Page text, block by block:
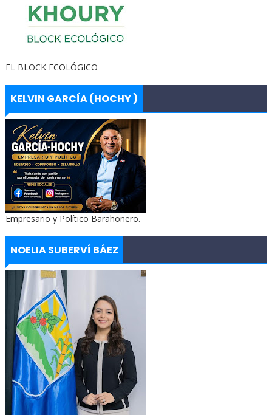
EL BLOCK ECOLÓGICO
KELVIN GARCÍA (HOCHY )
Empresario y Político Barahonero.
NOELIA SUBERVÍ BÁEZ